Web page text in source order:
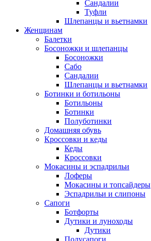
Сандалии
Туфли
Шлепанцы и вьетнамки
Женщинам
Балетки
Босоножки и шлепанцы
Босоножки
Сабо
Сандалии
Шлепанцы и вьетнамки
Ботинки и ботильоны
Ботильоны
Ботинки
Полуботинки
Домашняя обувь
Кроссовки и кеды
Кеды
Кроссовки
Мокасины и эспадрильи
Лоферы
Мокасины и топсайдеры
Эспадрильи и слипоны
Сапоги
Ботфорты
Дутики и луноходы
Дутики
Полусапоги